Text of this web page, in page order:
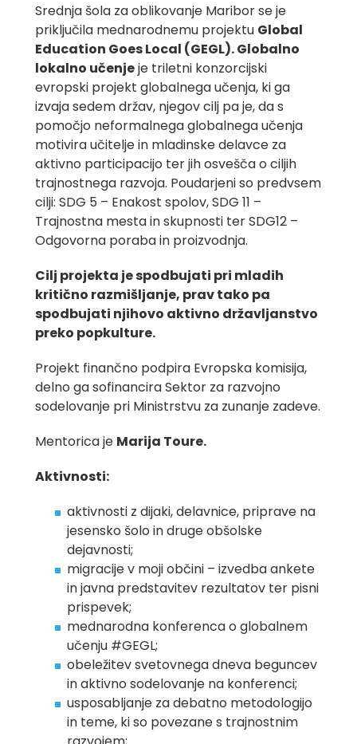
Srednja šola za oblikovanje Maribor se je
priključila mednarodnemu projektu Global
Education Goes Local (GEGL). Globalno
lokalno učenjeje triletni konzorcijski
evropski projekt globalnega učenja, ki ga
izvaja sedem držav, njegov cilj pa je, da s
pomočjo neformalnega globalnega učenja
motivira učitelje in mladinske delavce za
aktivno participacijo ter jih osvešča o ciljih
trajnostnega razvoja. Poudarjeni so predvsem
cilji: SDG 5 – Enakost spolov, SDG 11 –
Trajnostna mesta in skupnosti ter SDG12 –
Odgovorna poraba in proizvodnja.
Cilj projekta je spodbujati pri mladih
kritično razmišljanje, prav tako pa
spodbujati njihovo aktivno državljanstvo
preko popkulture.
Projekt finančno podpira Evropska komisija,
delno ga sofinancira Sektor za razvojno
sodelovanje pri Ministrstvu za zunanje zadeve.
Mentorica je Marija Toure.
Aktivnosti:
aktivnosti z dijaki, delavnice, priprave na
jesensko šolo in druge obšolske
dejavnosti;
migracije v moji občini – izvedba ankete
in javna predstavitev rezultatov ter pisni
prispevek;
mednarodna konferenca o globalnem
učenju #GEGL;
obeležitev svetovnega dneva beguncev
in aktivno sodelovanje na konferenci;
usposabljanje za debatno metodologijo
in teme, ki so povezane s trajnostnim